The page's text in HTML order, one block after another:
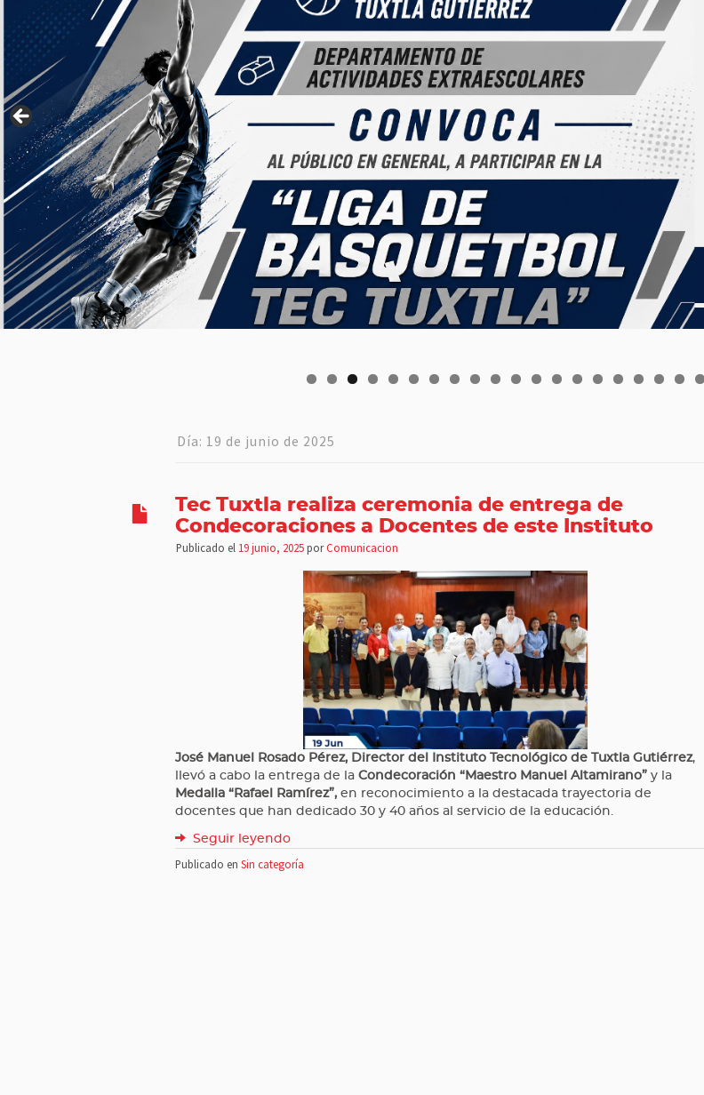
0 1 2 3 4 5 6 7 8 9 0
Día: 19 de junio de 2025
Tec Tuxtla realiza ceremonia de entrega de
Condecoraciones a Docentes de este Instituto
Publicado el 19 junio, 2025porComunicacion
José Manuel Rosado Pérez, Director del Instituto Tecnológico de Tuxtla Gutiérrez,
llevó a cabo la entrega de la Condecoración “Maestro Manuel Altamirano” y la
Medalla “Rafael Ramírez”, en reconocimiento a la destacada trayectoria de
docentes que han dedicado 30 y 40 años al servicio de la educación.
Seguir leyendo
Publicado en Sin categoría